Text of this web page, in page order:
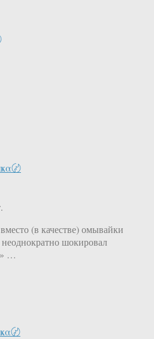
〄
(в качестве) омывайки
шокировал
…
〄